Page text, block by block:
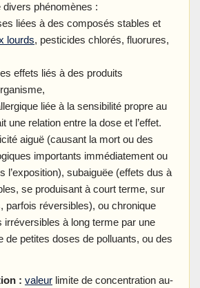
divers phénomènes :
liées à des composés stables et
lourds, pesticides chlorés, fluorures,
effets liés à des produits
liée à la sensibilité propre au
une relation entre la dose et l’effet.
aiguë (causant la mort ou des
importants immédiatement ou
l’exposition), subaiguëe (effets dus à
se produisant à court terme, sur
parfois réversibles), ou chronique
irréversibles à long terme par une
de petites doses de polluants, ou des
: valeur limite de concentration au-